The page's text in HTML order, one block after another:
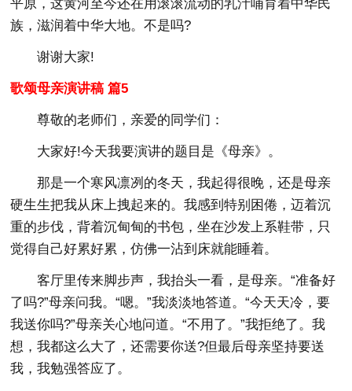
平原，这黄河至今还在用滚滚流动的乳汁哺育着中华民
族，滋润着中华大地。不是吗?
谢谢大家!
歌颂母亲演讲稿 篇5
尊敬的老师们，亲爱的同学们：
大家好!今天我要演讲的题目是《母亲》。
那是一个寒风凛冽的冬天，我起得很晚，还是母亲
硬生生把我从床上拽起来的。我感到特别困倦，迈着沉
重的步伐，背着沉甸甸的书包，坐在沙发上系鞋带，只
觉得自己好累好累，仿佛一沾到床就能睡着。
客厅里传来脚步声，我抬头一看，是母亲。“准备好
了吗?”母亲问我。“嗯。”我淡淡地答道。“今天天冷，要
我送你吗?”母亲关心地问道。“不用了。”我拒绝了。我
想，我都这么大了，还需要你送?但最后母亲坚持要送
我，我勉强答应了。